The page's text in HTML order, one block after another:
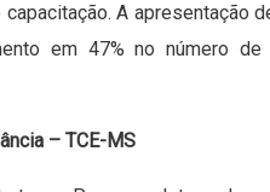
A apresentação
em 47% no número de
– TCE-MS